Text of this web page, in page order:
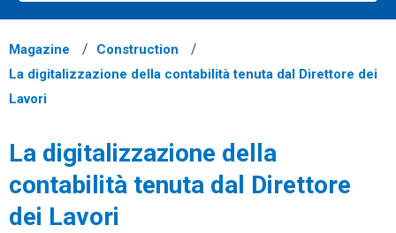
Magazine
Construction
La digitalizzazione della contabilità tenuta dal Direttore dei
Lavori
La digitalizzazione della
contabilità tenuta dal Direttore
dei Lavori